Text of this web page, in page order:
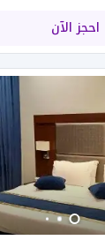
احجز الآن